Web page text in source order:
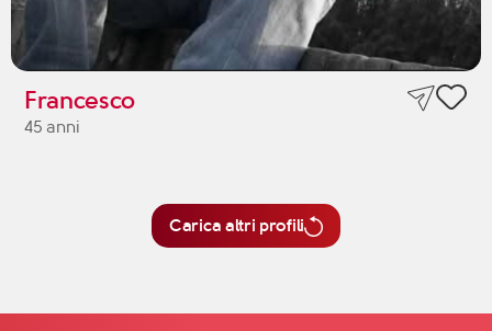
Francesco
45 anni
Carica altri profili